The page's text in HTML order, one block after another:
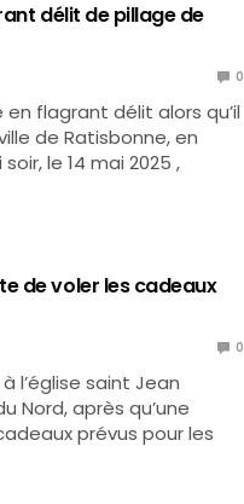
délit de pillage de
0
flagrant délit alors qu’il
de Ratisbonne, en
le 14 mai 2025 ,
de voler les cadeaux
0
l’église saint Jean
Nord, après qu’une
prévus pour les